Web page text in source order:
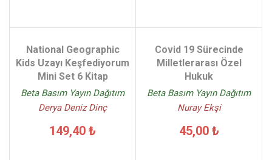
National Geographic
Kids Uzayı Keşfediyorum
Mini Set 6 Kitap
Beta Basım Yayın Dağıtım
Derya Deniz Dinç
149,40 ₺
Covid 19 Sürecinde
Milletlerarası Özel
Hukuk
Beta Basım Yayın Dağıtım
Nuray Ekşi
45,00 ₺